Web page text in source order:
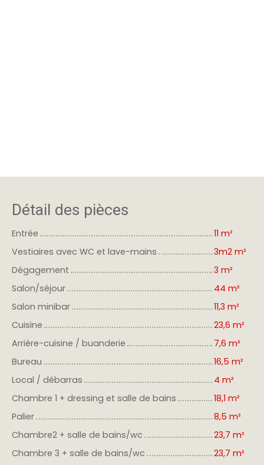
Détail des pièces
Entrée
11 m²
Vestiaires avec WC et lave-mains
3m2 m²
Dégagement
3 m²
Salon/séjour
44 m²
Salon minibar
11,3 m²
Cuisine
23,6 m²
Arrière-cuisine / buanderie
7,6 m²
Bureau
16,5 m²
Local / débarras
4 m²
Chambre 1 + dressing et salle de bains
18,1 m²
Palier
8,5 m²
Chambre2 + salle de bains/wc
23,7 m²
Chambre 3 + salle de bains/wc
23,7 m²